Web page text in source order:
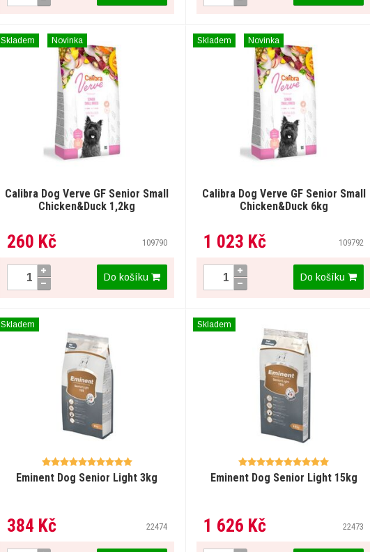
Calibra Dog Verve GF Senior Small
Chicken&Duck 1,2kg
260 Kč 109790
Skladem Novinka
Do košíku
Calibra Dog Verve GF Senior Small
Chicken&Duck 6kg
1 023 Kč 109792
Skladem Novinka
Do košíku
Eminent Dog Senior Light 3kg
384 Kč 22474
Skladem
Eminent Dog Senior Light 15kg
1 626 Kč 22473
Skladem